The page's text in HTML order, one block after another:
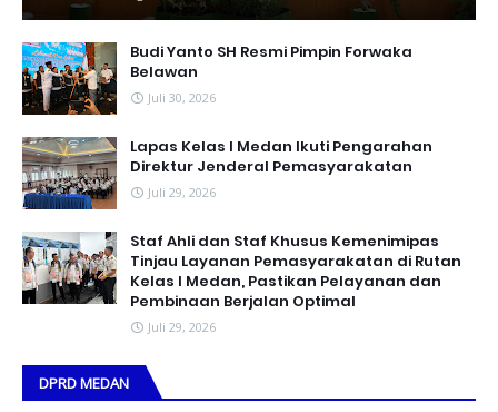
Budi Yanto SH Resmi Pimpin Forwaka
Belawan
Juli 30, 2026
Lapas Kelas I Medan Ikuti Pengarahan
Direktur Jenderal Pemasyarakatan
Juli 29, 2026
Staf Ahli dan Staf Khusus Kemenimipas
Tinjau Layanan Pemasyarakatan di Rutan
Kelas I Medan, Pastikan Pelayanan dan
Pembinaan Berjalan Optimal
Juli 29, 2026
DPRD MEDAN